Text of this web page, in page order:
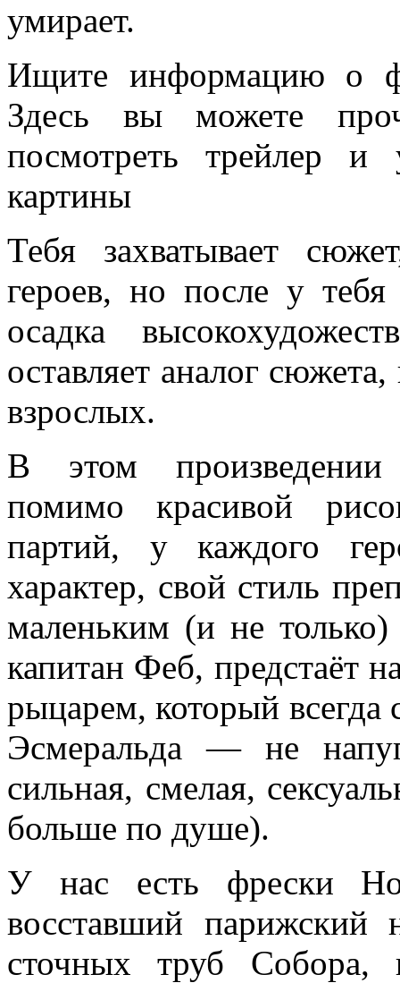
умирает.
Ищите информацию о
Здесь вы можете
посмотреть трейлер
картины
Тебя захватывает
героев, но после у тебя
осадка
оставляет аналог
взрослых.
В этом произведении
помимо красивой
партий, у каждого
характер, свой стиль
маленьким (и не
капитан Феб, предстаёт
рыцарем, который
Эсмеральда — не
сильная, смелая,
больше по душе).
У нас есть фрески
восставший парижский
сточных труб